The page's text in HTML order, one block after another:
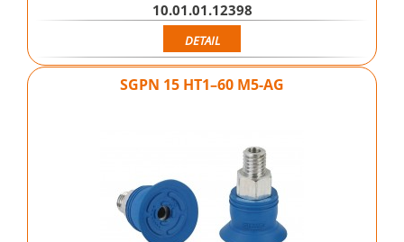
10.01.01.12398
DETAIL
SGPN 15 HT1–60 M5-AG